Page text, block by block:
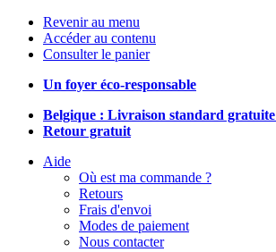
Revenir au menu
Accéder au contenu
Consulter le panier
Un foyer éco-responsable
Belgique : Livraison standard gratuite
Retour gratuit
Aide
Où est ma commande ?
Retours
Frais d'envoi
Modes de paiement
Nous contacter